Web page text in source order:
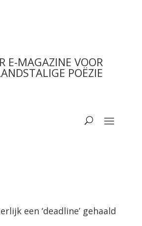
E-MAGAZINE VOOR
POËZIE
een ‘deadline’ gehaald